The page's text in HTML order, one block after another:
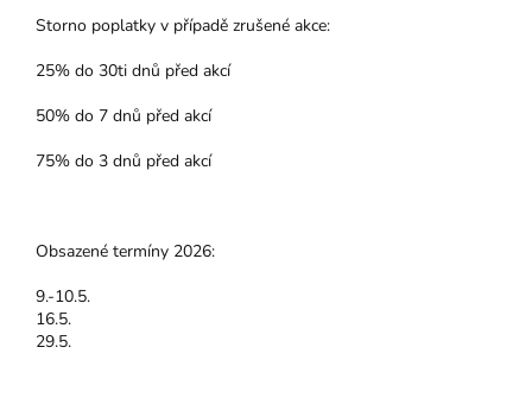
Storno poplatky v případě zrušené akce:
25% do 30ti dnů před akcí
50% do 7 dnů před akcí
75% do 3 dnů před akcí
Obsazené termíny 2026:
9.-10.5.
16.5.
29.5.